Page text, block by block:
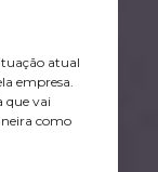
atual
empresa.
que vai
como